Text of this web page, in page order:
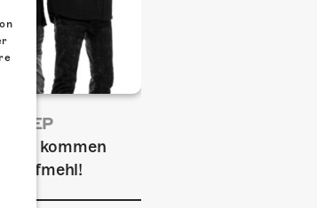
HEEP
kommen
Kofmehl!